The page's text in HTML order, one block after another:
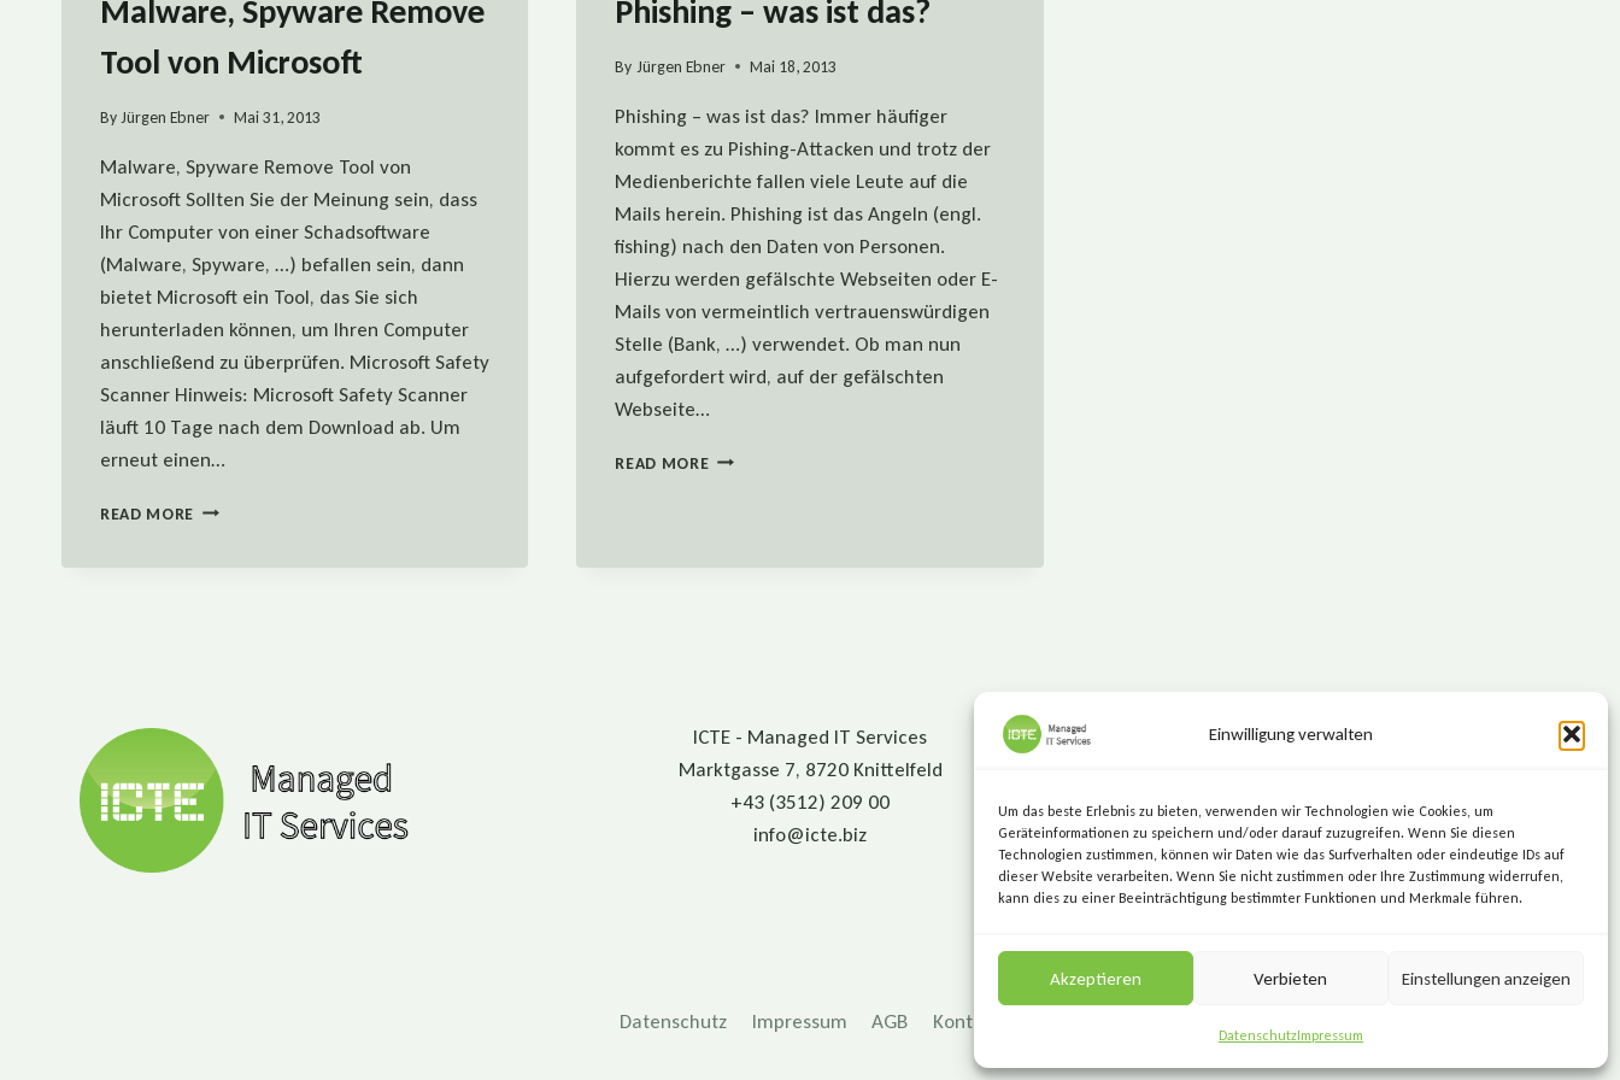
Einwilligung verwalten
Um das beste Erlebnis zu bieten, verwenden wir Technologien wie Cookies, um
Geräteinformationen zu speichern und/oder darauf zuzugreifen. Wenn Sie diesen
Technologien zustimmen, können wir Daten wie das Surfverhalten oder eindeutige IDs auf
dieser Website verarbeiten. Wenn Sie nicht zustimmen oder Ihre Zustimmung widerrufen,
kann dies zu einer Beeinträchtigung bestimmter Funktionen und Merkmale führen.
Akzeptieren Verbieten Einstellungen anzeigen
DatenschutzImpressum
Malware, Spyware Remove
Tool von Microsoft
ByJürgen Ebner Mai 31, 2013
Malware, Spyware Remove Tool von
Microsoft Sollten Sie der Meinung sein, dass
Ihr Computer von einer Schadsoftware
(Malware, Spyware, …) befallen sein, dann
bietet Microsoft ein Tool, das Sie sich
herunterladen können, um Ihren Computer
anschließend zu überprüfen. Microsoft Safety
Scanner Hinweis: Microsoft Safety Scanner
läuft 10 Tage nach dem Download ab. Um
erneut einen…
READ MORE MALWARE,
Phishing – was ist das?
By Jürgen Ebner Mai 18, 2013
Phishing – was ist das? Immer häufiger
kommt es zu Pishing-Attacken und trotz der
Medienberichte fallen viele Leute auf die
Mails herein. Phishing ist das Angeln (engl.
fishing) nach den Daten von Personen.
Hierzu werden gefälschte Webseiten oder E-
Mails von vermeintlich vertrauenswürdigen
Stelle (Bank, …) verwendet. Ob man nun
aufgefordert wird, auf der gefälschten
Webseite…
READ MOREPHISHING
ICTE - Managed IT Services
Marktgasse 7, 8720 Knittelfeld
+43 (3512) 209 00
info@icte.biz
Datenschutz Impressum AGB Kontakt